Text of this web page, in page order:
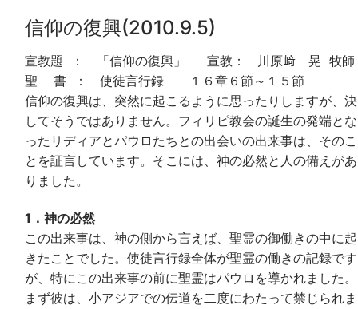
信仰の復興(2010.9.5)
宣教題 ： 「信仰の復興」 宣教： 川原﨑 晃 牧師
聖 書 ： 使徒言行録 １６章６節～１５節
信仰の復興は、突然に起こるように思ったりしますが、決
してそうではありません。フィリピ教会の誕生の発端とな
ったリディアとパウロたちとの出会いの出来事は、そのこ
とを証言しています。そこには、神の必然と人の備えがあ
りました。
1．神の必然
この出来事は、神の側から言えば、聖霊の御働きの中に起
きたことでした。使徒言行録全体が聖霊の働きの記録です
が、特にこの出来事の前に聖霊はパウロを導かれました。
まず彼は、小アジアでの伝道を二度にわたって禁じられま